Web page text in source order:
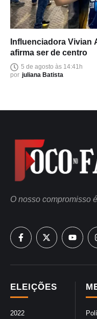
Influenciadora Vivian
afirma ser de centro
5 de agosto às 14:41h
por juliana Batista
ELEIÇÕES
2022
O nosso compromisso